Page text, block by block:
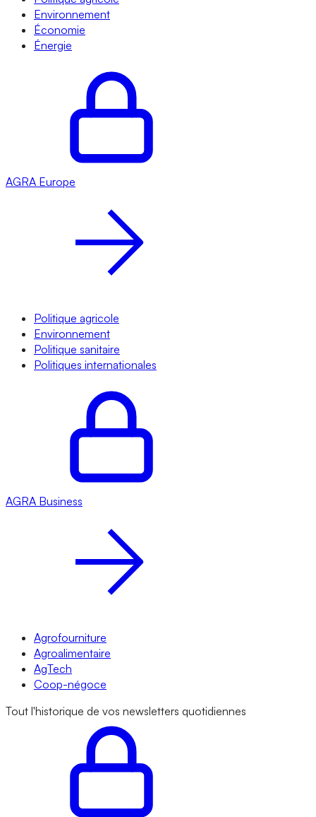
Environnement
Économie
Énergie
AGRA Europe
Politique agricole
Environnement
Politique sanitaire
Politiques internationales
AGRA Business
Agrofourniture
Agroalimentaire
AgTech
Coop-négoce
Tout l'historique de vos newsletters quotidiennes